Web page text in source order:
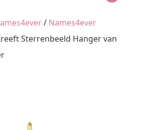
/ Names4ever
Sterrenbeeld Hanger van